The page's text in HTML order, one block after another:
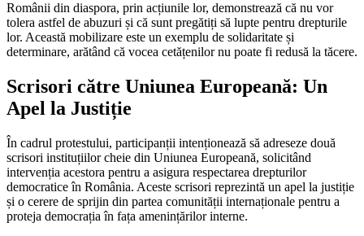
Românii din diaspora, prin acțiunile lor, demonstrează că nu vor
tolera astfel de abuzuri și că sunt pregătiți să lupte pentru drepturile
lor. Această mobilizare este un exemplu de solidaritate și
determinare, arătând că vocea cetățenilor nu poate fi redusă la tăcere.
Scrisori către Uniunea Europeană: Un
Apel la Justiție
În cadrul protestului, participanții intenționează să adreseze două
scrisori instituțiilor cheie din Uniunea Europeană, solicitând
intervenția acestora pentru a asigura respectarea drepturilor
democratice în România. Aceste scrisori reprezintă un apel la justiție
și o cerere de sprijin din partea comunității internaționale pentru a
proteja democrația în fața amenințărilor interne.